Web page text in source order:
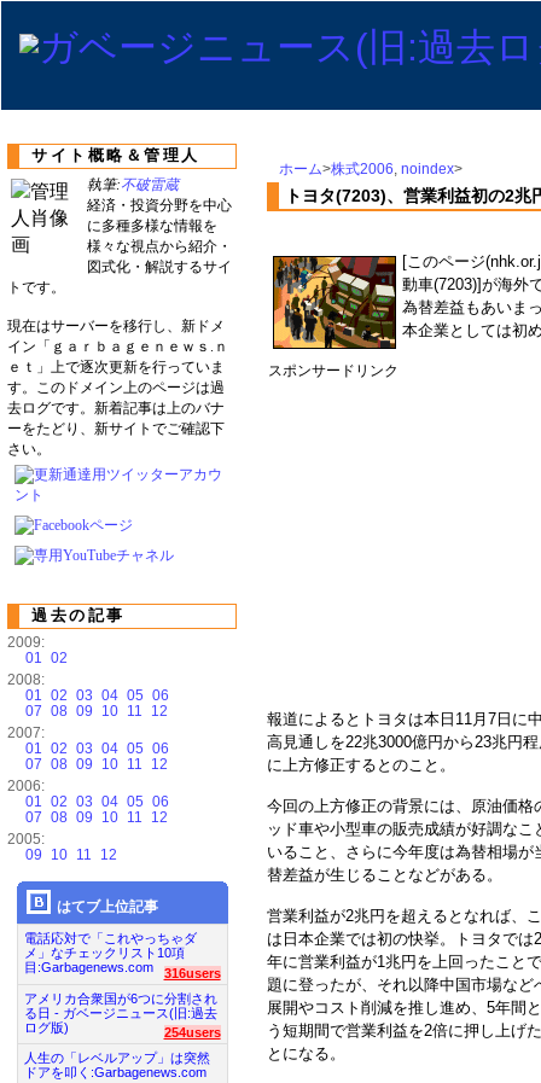
ホーム>株式2006, noindex>
トヨタ(7203)、営業利益初の2兆
[このページ
動車(7203)]が海外
為替差益もあいま
本企業としては初
スポンサードリンク
報道によるとトヨタは本日11月7日に
高見通しを22兆3000億円から23兆円
に上方修正するとのこと。
今回の上方修正の背景には、原油価
ッド車や小型車の販売成績が好調な
いること、さらに今年度は為替相場
替差益が生じることなどがある。
営業利益が2兆円を超えるとなれば、
は日本企業では初の快挙。トヨタでは
年に営業利益が1兆円を上回ったこと
題に登ったが、それ以降中国市場など
展開やコスト削減を推し進め、5年間
う短期間で営業利益を2倍に押し上げ
とになる。
サイト概略＆管理人
執筆:不破雷蔵
経済・投資分野を中心
に多種多様な情報を
様々な視点から紹介・
図式化・解説するサイ
トです。
現在はサーバーを移行し、新ドメ
イン「ｇａｒｂａｇｅｎｅｗｓ.ｎ
ｅｔ」上で逐次更新を行っていま
す。このドメイン上のページは過
去ログです。新着記事は上のバナ
ーをたどり、新サイトでご確認下
さい。
過去の記事
2009:
01 02
2008:
01 02 03 04 05 06
07 08 09 10 11
12
2007:
01 02 03 04 05 06
07 08 09 10 11
12
2006:
01 02 03 04 05 06
07 08 09 10 11
12
2005:
09
10 11 12
はてブ上位記事
電話応対で「これやっちゃダ
メ」なチェックリスト10項
目:Garbagenews.com
316users
アメリカ合衆国が6つに分割され
る日 - ガベージニュース(旧:過去
ログ版)
254users
人生の「レベルアップ」は突然
ドアを叩く:Garbagenews.com